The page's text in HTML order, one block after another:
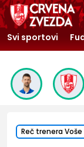
Svi sportovi
Reč trenera Voše